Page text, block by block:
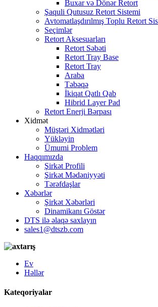
Buxar və Dönər Retort
Şaquli Qutusuz Retort Sistemi
Avtomatlaşdırılmış Toplu Retort
Seçimlər
Retort Aksesuarları
Retort Səbəti
Retort Tray Base
Retort Tray
Araba
Təbəqə
İkiqat Qatlı Qab
Hibrid Layer Pad
Retort Enerji Bərpası
Xidmət
Müştəri Xidmətləri
Yükləyin
Ümumi Problem
Haqqımızda
Şirkət Profili
Şirkət Mədəniyyəti
Tərəfdaşlar
Xəbərlər
Şirkət Xəbərləri
Dinamikanı Göstər
DTS ilə əlaqə saxlayın
sales1@dtszb.com
Ev
Həllər
Kateqoriyalar